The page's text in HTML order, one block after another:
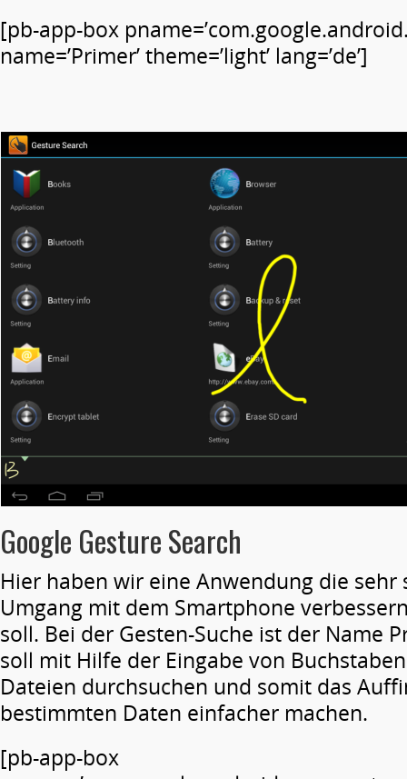
[pb-app-box
name=’Primer’ theme=’light’ lang=’de’]
Google Gesture Search
Hier haben wir eine Anwendung die sehr
Umgang mit dem Smartphone
soll. Bei der Gesten-Suche ist der Name
soll mit Hilfe der Eingabe von
Dateien durchsuchen und somit das
bestimmten Daten einfacher machen.
[pb-app-box